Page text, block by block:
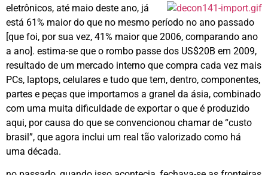
eletrônicos, até maio deste ano, já
está 61% maior do que no mesmo período no ano passado
[que foi, por sua vez, 41% maior que 2006, comparando ano
a ano]. estima-se que o rombo passe dos US$20B em 2009,
resultado de um mercado interno que compra cada vez mais
PCs, laptops, celulares e tudo que tem, dentro, componentes,
partes e peças que importamos a granel da ásia, combinado
com uma muita dificuldade de exportar o que é produzido
aqui, por causa do que se convencionou chamar de “custo
brasil”, que agora inclui um real tão valorizado como há
uma década.